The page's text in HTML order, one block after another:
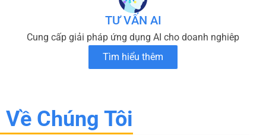
TƯ VẤN AI
Cung cấp giải pháp ứng dụng AI cho doanh nghiêp
Tìm hiểu thêm
Về Chúng Tôi